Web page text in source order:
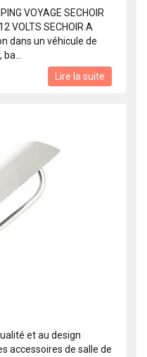
VOYAGE SECHOIR
VOLTS SECHOIR A
dans un véhicule de
Lire la suite
et au design
accessoires de salle de